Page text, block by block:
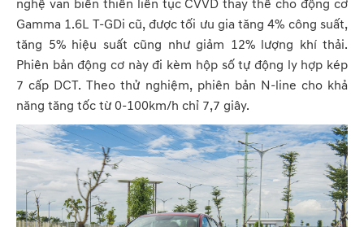
nghệ van biến thiên liên tục CVVD thay thế cho động cơ
Gamma 1.6L T-GDi cũ, được tối ưu gia tăng 4% công suất,
tăng 5% hiệu suất cũng như giảm 12% lượng khí thải.
Phiên bản động cơ này đi kèm hộp số tự động ly hợp kép
7 cấp DCT. Theo thử nghiệm, phiên bản N-line cho khả
năng tăng tốc từ 0-100km/h chỉ 7,7 giây.